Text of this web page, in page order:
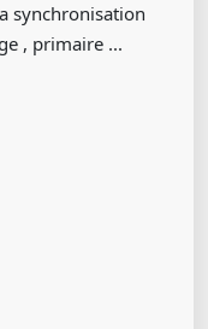
synchronisation
, primaire ...